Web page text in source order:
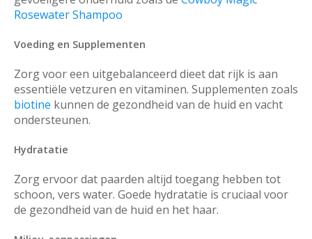
Rosewater Shampoo
Voeding en Supplementen
Zorg voor een uitgebalanceerd dieet dat rijk is aan
essentiële vetzuren en vitaminen. Supplementen zoals
biotine kunnen de gezondheid van de huid en vacht
ondersteunen.
Hydratatie
Zorg ervoor dat paarden altijd toegang hebben tot
schoon, vers water. Goede hydratatie is cruciaal voor
de gezondheid van de huid en het haar.